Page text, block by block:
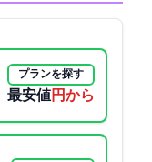
プランを探す
最安値6850円から